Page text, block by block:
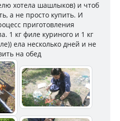
хотела шашлыков) и чтоб
а не просто купить. И
приготовления
1 кг филе куриного и 1 кг
ела несколько дней и не
на обед